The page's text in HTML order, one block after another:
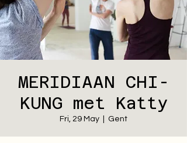
MERIDIAAN CHI-
KUNG met Katty
Fri, 29 May Gent